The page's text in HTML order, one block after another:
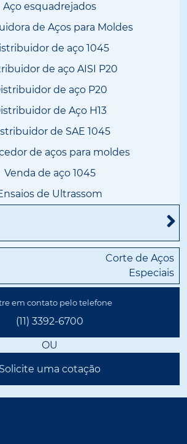
Aço esquadrejados
de Aços para Moldes
de aço 1045
de aço AISI P20
de aço P20
de Aço H13
de SAE 1045
de aços para moldes
Venda de aço 1045
de Ultrassom
Corte de Aços
Especiais
em contato pelo telefone
(11) 3392-6700
OU
Solicite uma cotação